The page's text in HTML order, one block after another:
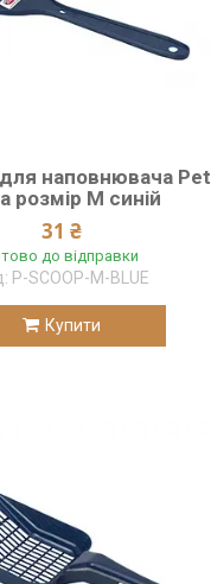
наповнювача Pet
розмір М синій
31 ₴
до відправки
P-SCOOP-M-BLUE
Купити